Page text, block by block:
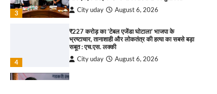
3 City uday August 6, 2026
4
₹227 करोड़ का ‘टेबल एजेंडा घोटाला’ भाजपा के
भ्रष्टाचार, तानाशाही और लोकतंत्र की हत्या का सबसे बड़ा
सबूत : एच.एस. लक्की
City uday August 6, 2026
इंडियन नेशनल थियेटर द्वारा 9 अगस्त को होगा ‘वर्षा ऋतु
राहुल गाँधी ने खाई है वैश्विक मंच पर भारत को कमजोर करने
की कसम: देवशाली
City uday August 6, 2025